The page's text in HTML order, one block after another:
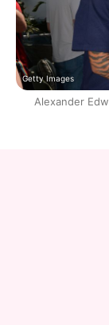
Getty Images
Alexander